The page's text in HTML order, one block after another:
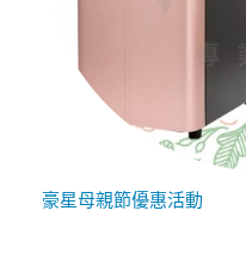
豪星母親節優惠活動